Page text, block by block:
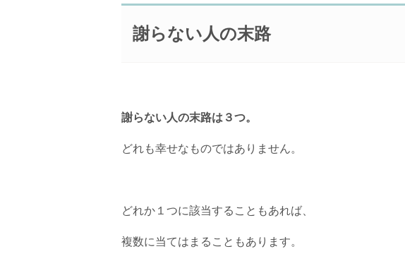
謝らない人の末路
謝らない人の末路は３つ。
どれも幸せなものではありません。
どれか１つに該当することもあれば、
複数に当てはまることもあります。